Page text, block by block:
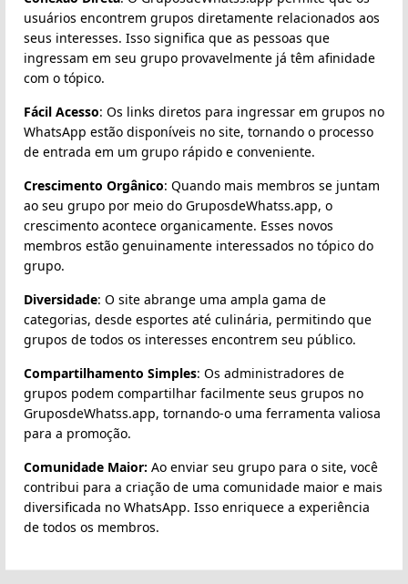
usuários encontrem grupos diretamente relacionados aos
seus interesses. Isso significa que as pessoas que
ingressam em seu grupo provavelmente já têm afinidade
com o tópico.
Fácil Acesso: Os links diretos para ingressar em grupos no
WhatsApp estão disponíveis no site, tornando o processo
de entrada em um grupo rápido e conveniente.
Crescimento Orgânico: Quando mais membros se juntam
ao seu grupo por meio do GruposdeWhatss.app, o
crescimento acontece organicamente. Esses novos
membros estão genuinamente interessados no tópico do
grupo.
Diversidade: O site abrange uma ampla gama de
categorias, desde esportes até culinária, permitindo que
grupos de todos os interesses encontrem seu público.
Compartilhamento Simples: Os administradores de
grupos podem compartilhar facilmente seus grupos no
GruposdeWhatss.app, tornando-o uma ferramenta valiosa
para a promoção.
Comunidade Maior: Ao enviar seu grupo para o site, você
contribui para a criação de uma comunidade maior e mais
diversificada no WhatsApp. Isso enriquece a experiência
de todos os membros.